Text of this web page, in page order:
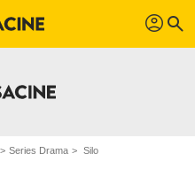
profil search
Series Drama Silo